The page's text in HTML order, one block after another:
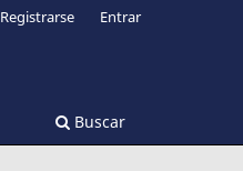
Buscar
Registrarse Entrar